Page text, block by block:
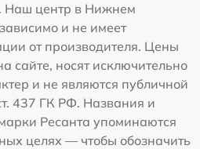
Наш центр в Нижнем
и не имеет
от производителя. Цены
сайте, носят исключительно
и не являются публичной
437 ГК РФ. Названия и
Ресанта упоминаются
целях — чтобы обозначить